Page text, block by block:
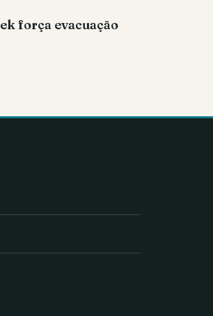
força evacuação